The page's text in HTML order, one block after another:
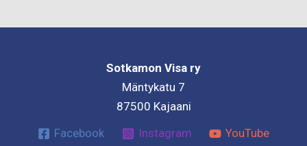
Sotkamon Visa ry
Mäntykatu 7
87500 Kajaani
Facebook
Instagram YouTube